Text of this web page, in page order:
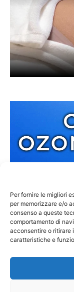
Per fornire le migliori
per memorizzare e/o
consenso a queste
comportamento di
acconsentire o ritirare
caratteristiche e